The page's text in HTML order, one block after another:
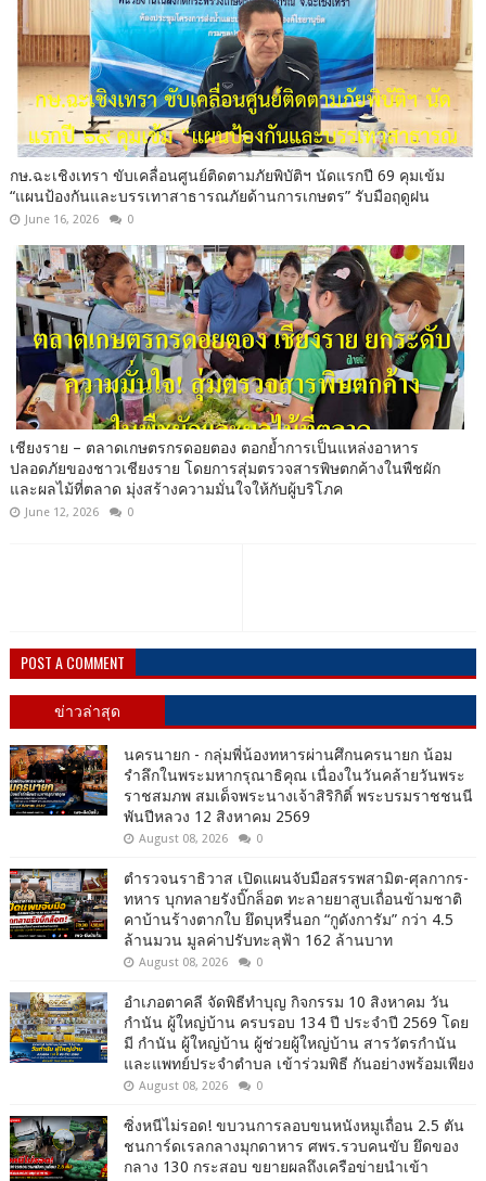
กษ.ฉะเชิงเทรา ขับเคลื่อนศูนย์ติดตามภัยพิบัติฯ นัดแรกปี 69 คุมเข้ม
“แผนป้องกันและบรรเทาสาธารณภัยด้านการเกษตร” รับมือฤดูฝน
June 16, 2026 0
เชียงราย – ตลาดเกษตรกรดอยตอง ตอกย้ำการเป็นแหล่งอาหาร
ปลอดภัยของชาวเชียงราย โดยการสุ่มตรวจสารพิษตกค้างในพืชผัก
และผลไม้ที่ตลาด มุ่งสร้างความมั่นใจให้กับผู้บริโภค
June 12, 2026 0
POST A COMMENT
ข่าวล่าสุด
นครนายก - กลุ่มพี่น้องทหารผ่านศึกนครนายก น้อม
รำลึกในพระมหากรุณาธิคุณ เนื่องในวันคล้ายวันพระ
ราชสมภพ สมเด็จพระนางเจ้าสิริกิติ์ พระบรมราชชนนี
พันปีหลวง 12 สิงหาคม 2569
August 08, 2026 0
ตำรวจนราธิวาส เปิดแผนจับมือสรรพสามิต-ศุลกากร-
ทหาร บุกทลายรังบิ๊กล็อต ทะลายยาสูบเถื่อนข้ามชาติ
คาบ้านร้างตากใบ ยึดบุหรี่นอก “กูดังการัม” กว่า 4.5
ล้านมวน มูลค่าปรับทะลุฟ้า 162 ล้านบาท
August 08, 2026 0
อำเภอตาคลี จัดพิธีทำบุญ กิจกรรม 10 สิงหาคม วัน
กำนัน ผู้ใหญ่บ้าน ครบรอบ 134 ปี ประจำปี 2569 โดย
มี กำนัน ผู้ใหญ่บ้าน ผู้ช่วยผู้ใหญ่บ้าน สารวัตรกำนัน
และแพทย์ประจำตำบล เข้าร่วมพิธี กันอย่างพร้อมเพียง
August 08, 2026 0
ซิ่งหนีไม่รอด! ขบวนการลอบขนหนังหมูเถื่อน 2.5 ตัน
ชนการ์ดเรลกลางมุกดาหาร ศพร.รวบคนขับ ยึดของ
กลาง 130 กระสอบ ขยายผลถึงเครือข่ายนำเข้า